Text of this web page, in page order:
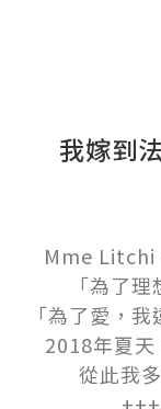
我嫁到
Mme Litchi
「為了
「為了愛，
2018年夏天
從此我